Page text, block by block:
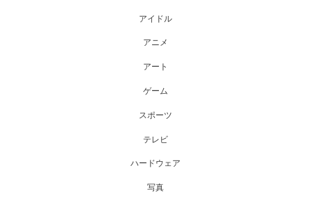
アイドル
アニメ
アート
ゲーム
スポーツ
テレビ
ハードウェア
写真